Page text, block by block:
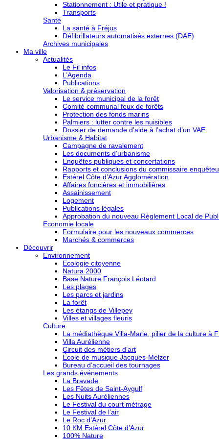
Stationnement : Utile et pratique !
Transports
Santé
La santé à Fréjus
Défibrillateurs automatisés externes (DAE)
Archives municipales
Ma ville
Actualités
Le Fil infos
L’Agenda
Publications
Valorisation & préservation
Le service municipal de la forêt
Comité communal feux de forêts
Protection des fonds marins
Palmiers : lutter contre les nuisibles
Dossier de demande d’aide à l’achat d’un VAE
Urbanisme & Habitat
Campagne de ravalement
Les documents d’urbanisme
Enquêtes publiques et concertations
Rapports et conclusions du commissaire
Estérel Côte d’Azur Agglomération
Affaires foncières et immobilières
Assainissement
Logement
Publications légales
Approbation du nouveau Règlement Local de
Economie locale
Formulaire pour les nouveaux commerces
Marchés & commerces
Découvrir
Environnement
Ecologie citoyenne
Natura 2000
Base Nature François Léotard
Les plages
Les parcs et jardins
La forêt
Les étangs de Villepey
Villes et villages fleuris
Culture
La médiathèque Villa-Marie, pilier de la culture à
Villa Aurélienne
Circuit des métiers d’art
École de musique Jacques-Melzer
Bureau d’accueil des tournages
Les grands événements
La Bravade
Les Fêtes de Saint-Aygulf
Les Nuits Auréliennes
Le Festival du court métrage
Le Festival de l’air
Le Roc d’Azur
10 KM Estérel Côte d’Azur
100% Nature